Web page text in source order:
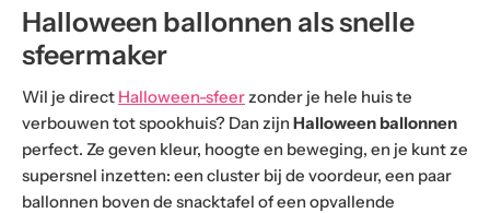
Halloween ballonnen als snelle
sfeermaker
Wil je direct Halloween-sfeerzonder je hele huis te
verbouwen tot spookhuis? Dan zijn Halloween ballonnen
perfect. Ze geven kleur, hoogte en beweging, en je kunt ze
supersnel inzetten: een cluster bij de voordeur, een paar
ballonnen boven de snacktafel of een opvallende